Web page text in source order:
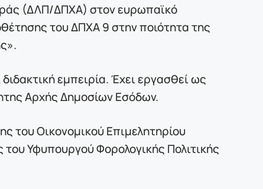
(ΔΛΠ/ΔΠΧΑ) στον ευρωπαϊκό
του ΔΠΧΑ 9 στην ποιότητα της
εμπειρία. Έχει εργασθεί ως
Αρχής Δημοσίων Εσόδων.
του Οικονομικού Επιμελητηρίου
Υφυπουργού Φορολογικής Πολιτικής